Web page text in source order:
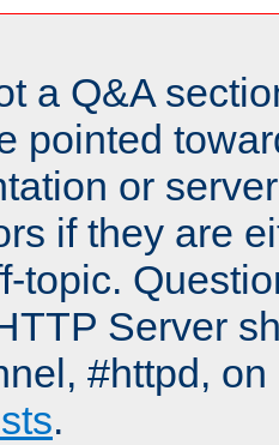
a Q&A
pointed
or
if they are
topic.
Server
#httpd,
.